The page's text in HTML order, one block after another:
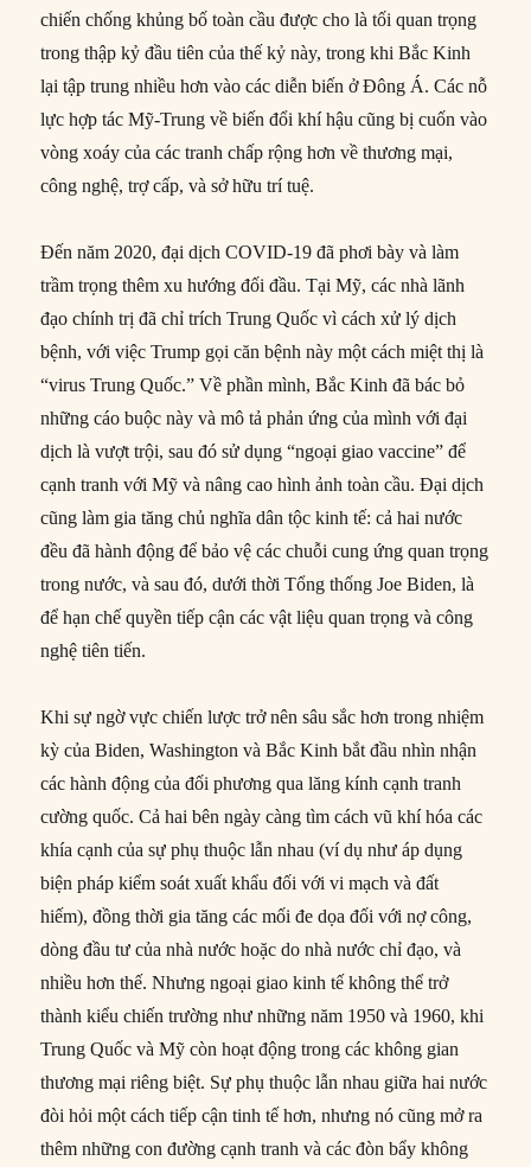
chiến chống khủng bố toàn cầu được cho là tối quan trọng
trong thập kỷ đầu tiên của thế kỷ này, trong khi Bắc Kinh
lại tập trung nhiều hơn vào các diễn biến ở Đông Á. Các nỗ
lực hợp tác Mỹ-Trung về biến đổi khí hậu cũng bị cuốn vào
vòng xoáy của các tranh chấp rộng hơn về thương mại,
công nghệ, trợ cấp, và sở hữu trí tuệ.
Đến năm 2020, đại dịch COVID-19 đã phơi bày và làm
trầm trọng thêm xu hướng đối đầu. Tại Mỹ, các nhà lãnh
đạo chính trị đã chỉ trích Trung Quốc vì cách xử lý dịch
bệnh, với việc Trump gọi căn bệnh này một cách miệt thị là
“virus Trung Quốc.” Về phần mình, Bắc Kinh đã bác bỏ
những cáo buộc này và mô tả phản ứng của mình với đại
dịch là vượt trội, sau đó sử dụng “ngoại giao vaccine” để
cạnh tranh với Mỹ và nâng cao hình ảnh toàn cầu. Đại dịch
cũng làm gia tăng chủ nghĩa dân tộc kinh tế: cả hai nước
đều đã hành động để bảo vệ các chuỗi cung ứng quan trọng
trong nước, và sau đó, dưới thời Tổng thống Joe Biden, là
để hạn chế quyền tiếp cận các vật liệu quan trọng và công
nghệ tiên tiến.
Khi sự ngờ vực chiến lược trở nên sâu sắc hơn trong nhiệm
kỳ của Biden, Washington và Bắc Kinh bắt đầu nhìn nhận
các hành động của đối phương qua lăng kính cạnh tranh
cường quốc. Cả hai bên ngày càng tìm cách vũ khí hóa các
khía cạnh của sự phụ thuộc lẫn nhau (ví dụ như áp dụng
biện pháp kiểm soát xuất khẩu đối với vi mạch và đất
hiếm), đồng thời gia tăng các mối đe dọa đối với nợ công,
dòng đầu tư của nhà nước hoặc do nhà nước chỉ đạo, và
nhiều hơn thế. Nhưng ngoại giao kinh tế không thể trở
thành kiểu chiến trường như những năm 1950 và 1960, khi
Trung Quốc và Mỹ còn hoạt động trong các không gian
thương mại riêng biệt. Sự phụ thuộc lẫn nhau giữa hai nước
đòi hỏi một cách tiếp cận tinh tế hơn, nhưng nó cũng mở ra
thêm những con đường cạnh tranh và các đòn bẩy không